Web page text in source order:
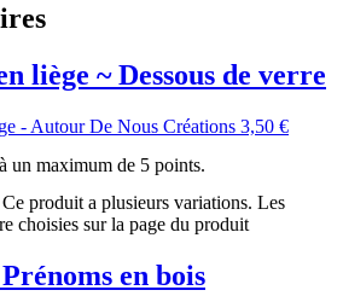
liège ~ Dessous de verre
3,50 €
un maximum de 5 points.
Ce produit a plusieurs variations. Les
choisies sur la page du produit
en bois